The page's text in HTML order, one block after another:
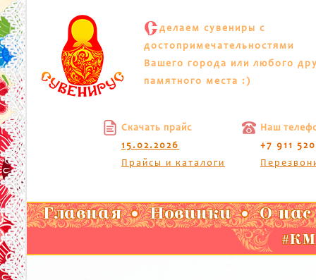
С делаем сувениры с
достопримечательностями
Вашего города или любого
памятного места :)
Скачать прайс
15.02.2026
Прайсы и каталоги
Наш
+7 911
Главная Новинки О нас